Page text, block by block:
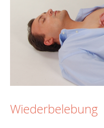
Wiederbelebung